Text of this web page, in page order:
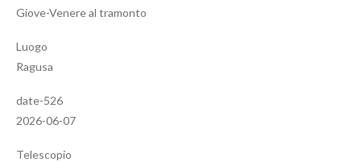
Giove-Venere al tramonto
Luogo
Ragusa
date-526
2026-06-07
Telescopio